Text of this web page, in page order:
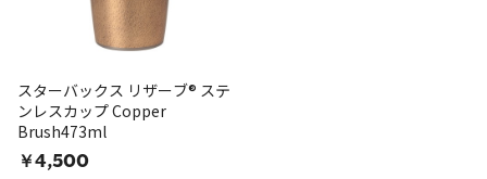
スターバックス リザーブ® ステ
ンレスカップ Copper
Brush473ml
￥4,500